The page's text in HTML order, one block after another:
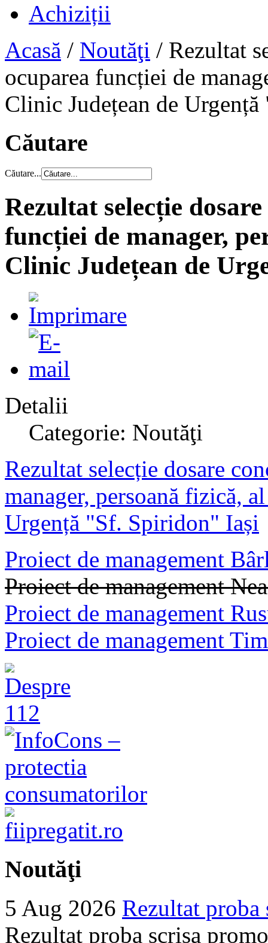
Achiziții
Acasă / Noutăţi / Rezultat
ocuparea funcției de
Clinic Județean de
Căutare
Căutare...
Rezultat selecție
funcției de manager,
Clinic Județean de
Detalii
Categorie: Noutăţi
Rezultat selecție dosare
manager, persoană fizică,
Urgență "Sf. Spiridon" Iași
Proiect de management
Proiect de management
Proiect de management
Proiect de management
Noutăţi
5 Aug 2026 Rezultat proba
Rezultat proba scrisa